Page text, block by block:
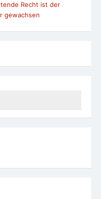
Recht ist der
gewachsen